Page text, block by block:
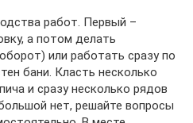
работ. Первый –
а потом делать
или работать сразу по
бани. Класть несколько
и сразу несколько рядов
нет, решайте вопросы